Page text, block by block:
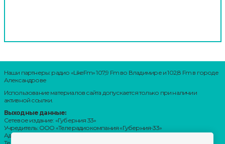
Наши партнеры: радио «LikeFm» 107,9 Fm во Владимире и 102,8 Fm в городе
Александрове
Использование материалов сайта допускается только при наличии
активной ссылки.
Выходные данные:
Сетевое издание: «Губерния 33»
Учредитель: ООО «Телерадиокомпания «Губерния-33»
Адрес: Воронцовский переулок, д.4.г. Владимир, 600000